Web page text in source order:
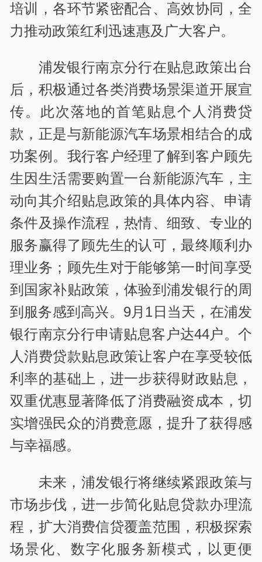
培训，各环节紧密配合、高效协同，全
力推动政策红利迅速惠及广大客户。
浦发银行南京分行在贴息政策出台
后，积极通过各类消费场景渠道开展宣
传。此次落地的首笔贴息个人消费贷
款，正是与新能源汽车场景相结合的成
功案例。我行客户经理了解到客户顾先
生因生活需要购置一台新能源汽车，主
动向其介绍贴息政策的具体内容、申请
条件及操作流程，热情、细致、专业的
服务赢得了顾先生的认可，最终顺利办
理业务；顾先生对于能够第一时间享受
到国家补贴政策，体验到浦发银行的周
到服务感到高兴。9月1日当天，在浦发
银行南京分行申请贴息客户达44户。个
人消费贷款贴息政策让客户在享受较低
利率的基础上，进一步获得财政贴息，
双重优惠显著降低了消费融资成本，切
实增强民众的消费意愿，提升了获得感
与幸福感。
未来，浦发银行将继续紧跟政策与
市场步伐，进一步简化贴息贷款办理流
程，扩大消费信贷覆盖范围，积极探索
场景化、数字化服务新模式，以更便